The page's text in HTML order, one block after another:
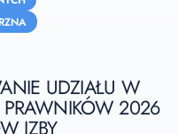
UDZIAŁU W
PRAWNIKÓW 2026
IZBY